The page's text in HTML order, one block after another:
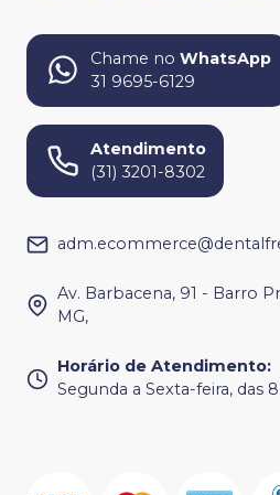
Chame no WhatsApp
31 9695-6129
Atendimento
(31) 3201-8302
Av. Barbacena, 91 - Barro
MG,
Horário de Atendimento:
Segunda a Sexta-feira, das